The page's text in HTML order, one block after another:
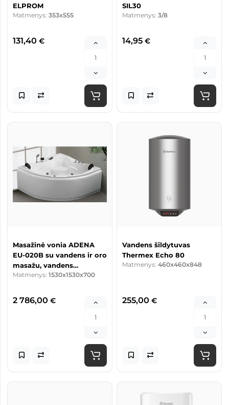
ELPROM
Matmenys: 353x555
131,40 €
SIL30
Matmenys: 3/8
14,95 €
Masažinė vonia ADENA
EU-020B su vandens ir oro
masažu, vandens
šildytuvu
Matmenys: 1530x1530x700
2 786,00 €
Vandens šildytuvas
Thermex Echo 80
Matmenys: 460x460x848
255,00 €